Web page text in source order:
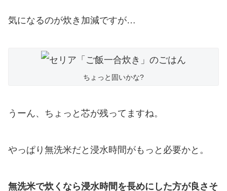
気になるのが炊き加減ですが…
ちょっと固いかな?
うーん、ちょっと芯が残ってますね。
やっぱり無洗米だと浸水時間がもっと必要かと。
無洗米で炊くなら浸水時間を長めにした方が良さそ